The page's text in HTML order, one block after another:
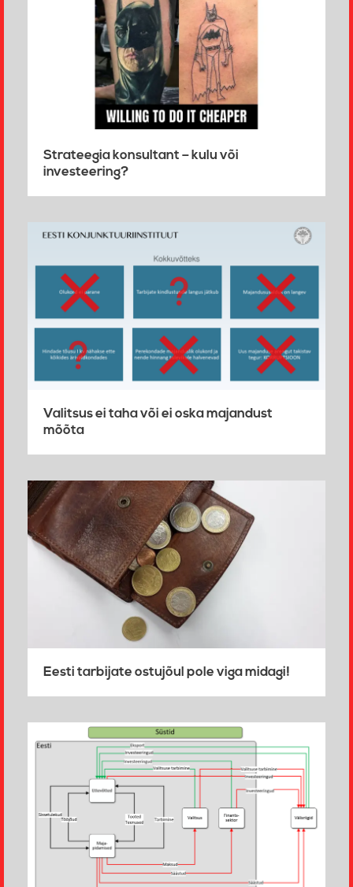
Strateegia konsultant – kulu või
investeering?
Valitsus ei taha või ei oska majandust
mõõta
Eesti tarbijate ostujõul pole viga midagi!